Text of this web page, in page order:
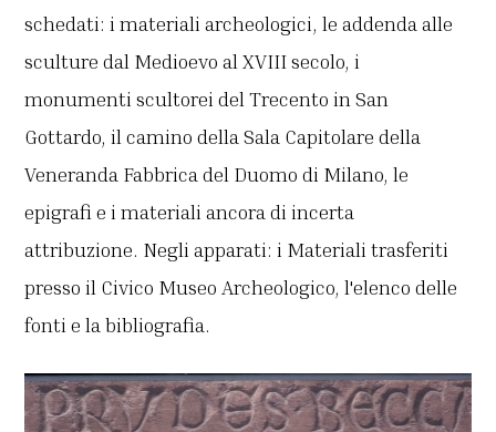
schedati: i materiali archeologici, le addenda alle
sculture dal Medioevo al XVIII secolo, i
monumenti scultorei del Trecento in San
Gottardo, il camino della Sala Capitolare della
Veneranda Fabbrica del Duomo di Milano, le
epigrafi e i materiali ancora di incerta
attribuzione. Negli apparati: i Materiali trasferiti
presso il Civico Museo Archeologico, l'elenco delle
fonti e la bibliografia.